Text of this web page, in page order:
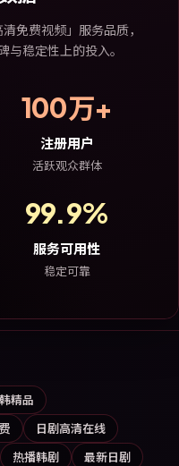
免费视频」服务品质，
与稳定性上的投入。
100万+
注册用户
活跃观众群体
99.9%
服务可用性
稳定可靠
精品
日剧高清在线
热播韩剧
最新日剧